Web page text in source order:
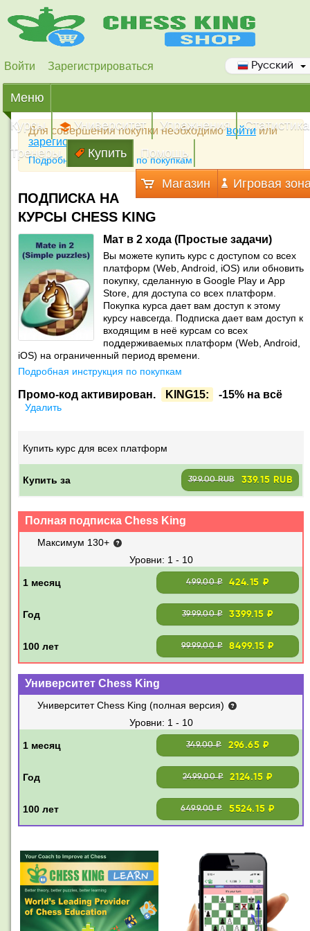
Войти Зарегистрироваться Русский
Меню
Курсы
Университет Упражнения
Статистика
Тренеры
Купить Помощь
Магазин Игровая
Для совершения покупки необходимовойтиили
зарегистрироваться
Подробная инструкция по покупкам
ПОДПИСКА НА
КУРСЫ CHESS KING
Мат в 2 хода (Простые задачи)
Вы можете купить курс с доступом со всех
платформ (Web, Android, iOS) или обновить
покупку, сделанную в Google Play и App
Store, для доступа со всех платформ.
Покупка курса дает вам доступ к этому
курсу навсегда. Подписка дает вам доступ к
входящим в неё курсам со всех
поддерживаемых платформ (Web, Android,
iOS) на ограниченный период времени.
Подробная инструкция по покупкам
Промо-код активирован. KING15: -15% на всё
Удалить
Купить курс для всех платформ
Купить за 399.00 RUB 339.15 RUB
Полная подписка Chess King
Максимум 130+
1 - 10
499.00 ₽ 424.15 ₽
3999.00 ₽ 3399.15 ₽
9999.00 ₽ 8499.15 ₽
Университет Chess King
Университет Chess King (полная версия)
1 - 10
349.00 ₽ 296.65 ₽
2499.00 ₽ 2124.15 ₽
6499.00 ₽ 5524.15 ₽